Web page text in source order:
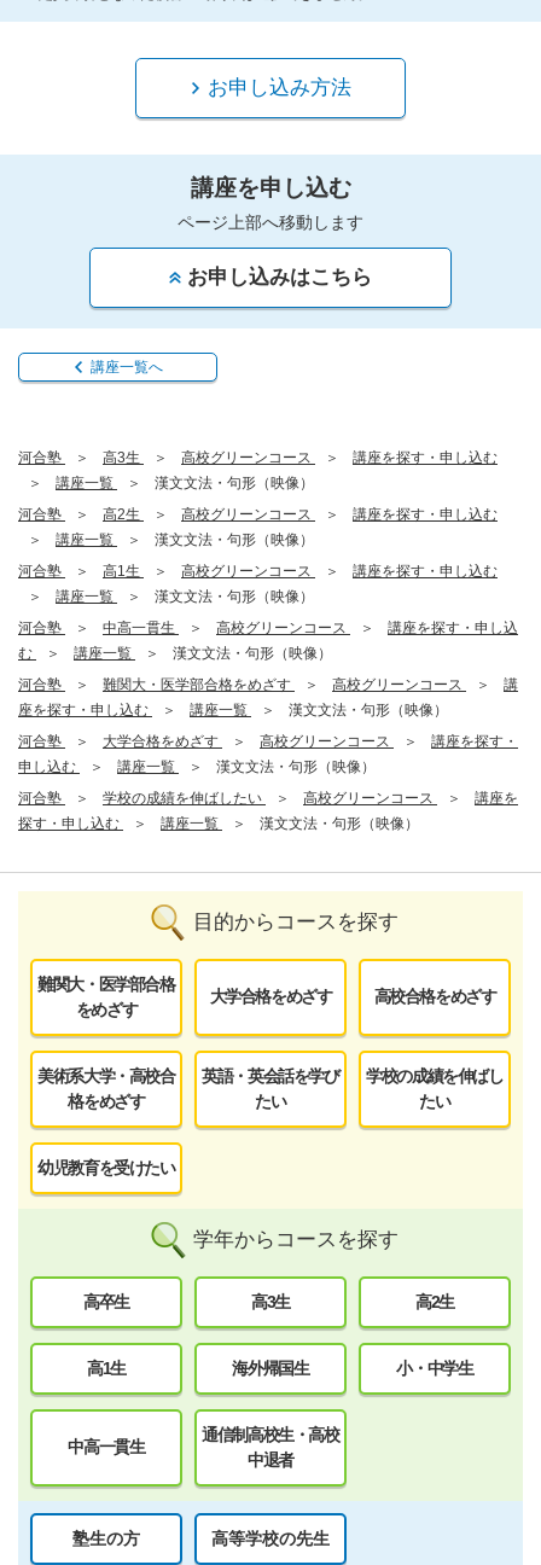
お申し込み方法
講座を申し込む
ページ上部へ移動します
お申し込みはこちら
講座一覧へ
河合塾 高3生 高校グリーンコース
講座を探す・申し込む
講座一覧
漢文文法・句形（映像）
河合塾
高2生 高校グリーンコース
講座を探す・申し込む
講座一覧
漢文文法・句形（映像）
河合塾
高1生 高校グリーンコース
講座を探す・申し込む
講座一覧
漢文文法・句形（映像）
河合塾
中高一貫生 高校グリーンコース
講座を探す・申し込
む
講座一覧
漢文文法・句形（映像）
河合塾
難関大・医学部合格をめざす 高校グリーンコース
講
座を探す・申し込む
講座一覧
漢文文法・句形（映像）
河合塾
大学合格をめざす 高校グリーンコース
講座を探す・
申し込む
講座一覧
漢文文法・句形（映像）
河合塾
学校の成績を伸ばしたい 高校グリーンコース
講座を
探す・申し込む
講座一覧 漢文文法・句形（映像）
目的からコースを探す
難関大・医学部合格
をめざす
大学合格をめざす 高校合格をめざす
美術系大学・高校合
格をめざす
英語・英会話を学び
たい
学校の成績を伸ばし
たい
幼児教育を受けたい
学年からコースを探す
高卒生 高3生 高2生
高1生 海外帰国生 小・中学生
中高一貫生
通信制高校生・高校
中退者
塾生の方 高等学校の先生